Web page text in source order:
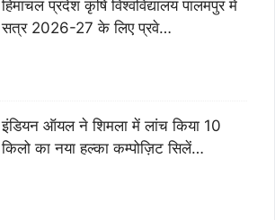
हिमाचल प्रदेश कृषि विश्वविद्यालय पालमपुर में
सत्र 2026-27 के लिए प्रवे…
इंडियन ऑयल ने शिमला में लांच किया 10
किलो का नया हल्का कम्पोज़िट सिलें…